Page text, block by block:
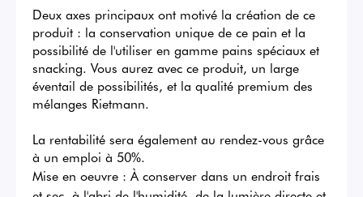
Deux axes principaux ont motivé la création de ce
produit : la conservation unique de ce pain et la
possibilité de l'utiliser en gamme pains spéciaux et
snacking. Vous aurez avec ce produit, un large
éventail de possibilités, et la qualité premium des
mélanges Rietmann.
La rentabilité sera également au rendez-vous grâce
à un emploi à 50%.
Mise en oeuvre : À conserver dans un endroit frais